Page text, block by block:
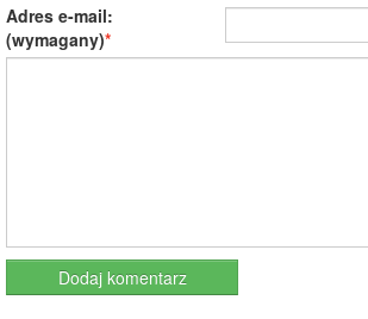
Adres e-mail:
(wymagany)